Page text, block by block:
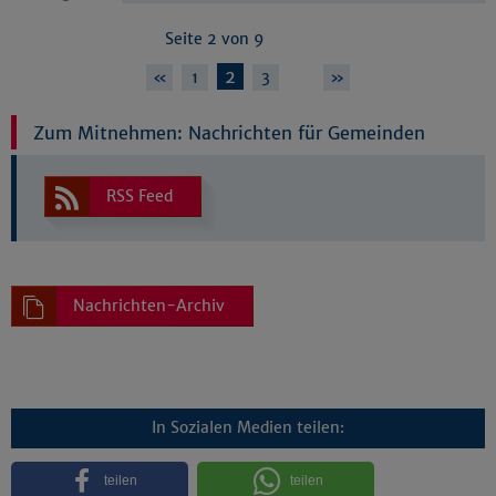
Seite 2 von 9
«
1 2 3 »
Zum Mitnehmen: Nachrichten für Gemeinden
RSS Feed
Nachrichten-Archiv
In Sozialen Medien teilen:
teilen teilen